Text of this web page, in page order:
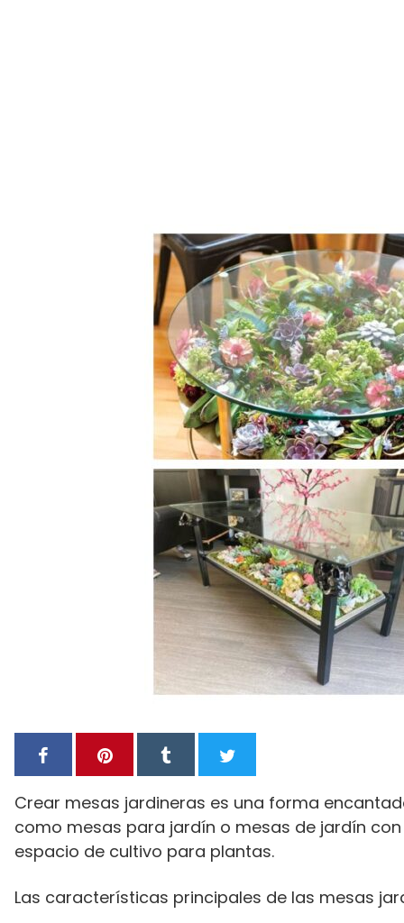
Crear mesas jardineras es una forma
como mesas para jardín o mesas de jardín
espacio de cultivo para plantas.
Las características principales de las mesas